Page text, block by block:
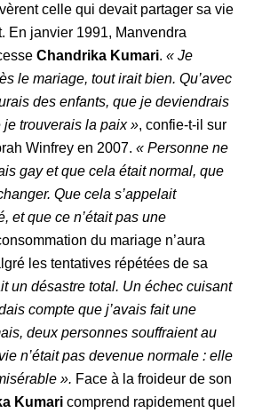
celle qui devait partager sa vie
En janvier 1991, Manvendra
Chandrika Kumari. « Je
le mariage, tout irait bien. Qu’avec
des enfants, que je deviendrais
je trouverais la paix », confie-t-il sur
Winfrey en 2007. « Personne ne
gay et que cela était normal, que
Que cela s’appelait
et que ce n’était pas une
du mariage n’aura
les tentatives répétées de sa
un désastre total. Un échec cuisant
compte que j’avais fait une
deux personnes souffraient au
n’était pas devenue normale : elle
». Face à la froideur de son
Kumari comprend rapidement quel